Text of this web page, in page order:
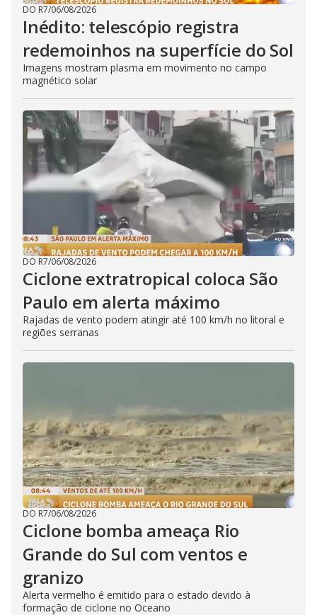
DO R7/06/08/2026
Inédito: telescópio registra
redemoinhos na superfície do Sol
Imagens mostram plasma em movimento no campo
magnético solar
DO R7/06/08/2026
Ciclone extratropical coloca São
Paulo em alerta máximo
Rajadas de vento podem atingir até 100 km/h no litoral e
regiões serranas
DO R7/06/08/2026
Ciclone bomba ameaça Rio
Grande do Sul com ventos e
granizo
Alerta vermelho é emitido para o estado devido à
formação de ciclone no Oceano